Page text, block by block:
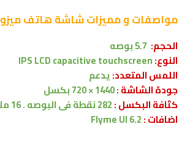
مواصفات و مميزات شاشة هاتفميزو Meizu M6s
الحجم:
النوع:IPS LCD capacitive touchscreen
اللمس المتعدد:يدعم
جودة الشاشة :1440 × 720 بكسل
كثافة البكسل :282نقطة فى البوصه . 16 مليون لون .
اضافات :Flyme UI 6.2